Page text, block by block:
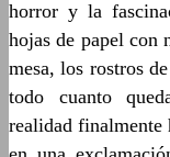
horror y la
hojas de papel con
mesa, los rostros
todo cuanto
realidad finalmente